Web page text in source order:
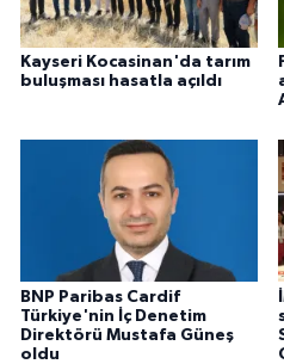
Kayseri Kocasinan'da tarım
buluşması hasatla açıldı
BNP Paribas Cardif
Türkiye'nin İç Denetim
Direktörü Mustafa Güneş
oldu